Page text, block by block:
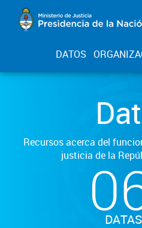
DATOS
Recursos acerca del
justicia de la